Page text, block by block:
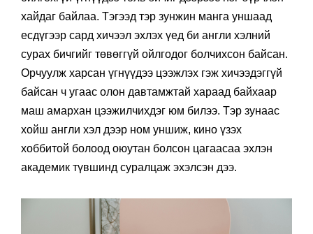
хайдаг байлаа. Тэгээд тэр зунжин манга уншаад
есдүгээр сард хичээл эхлэх үед би англи хэлний
сурах бичгийг төвөггүй ойлгодог болчихсон байсан.
Орчуулж харсан үгнүүдээ цээжлэх гэж хичээдэггүй
байсан ч угаас олон давтамжтай хараад байхаар
маш амархан цээжилчихдэг юм билээ. Тэр зунаас
хойш англи хэл дээр ном уншиж, кино үзэх
хоббитой болоод оюутан болсон цагаасаа эхлэн
академик түвшинд суралцаж эхэлсэн дээ.